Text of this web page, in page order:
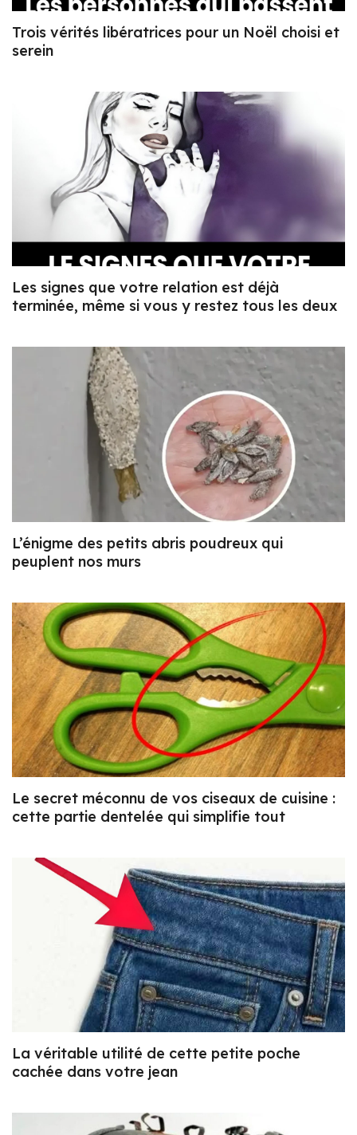
Trois vérités libératrices pour un Noël choisi et
serein
Les signes que votre relation est déjà
terminée, même si vous y restez tous les deux
L’énigme des petits abris poudreux qui
peuplent nos murs
Le secret méconnu de vos ciseaux de cuisine :
cette partie dentelée qui simplifie tout
La véritable utilité de cette petite poche
cachée dans votre jean